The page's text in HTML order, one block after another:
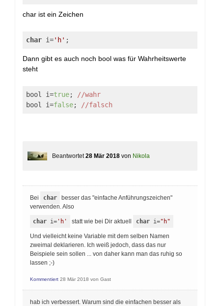
char ist ein Zeichen
char i='h' ;
Dann gibt es auch noch bool was für Wahrheitswerte
steht
bool i=true;
//wahr
bool i=false; //falsch
Beantwortet 28 Mär 2018 von Nikola
Bei char
besser das "einfache Anführungszeichen"
verwenden. Also
char i= 'h' statt wie bei Dir aktuell char i="h"
Und vielleicht keine Variable mit dem selben Namen
zweimal deklarieren. Ich weiß jedoch, dass das nur
Beispiele sein sollen ... von daher kann man das ruhig so
lassen ;-)
Kommentiert 28 Mär 2018 von Gast
hab ich verbessert. Warum sind die einfachen besser als